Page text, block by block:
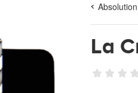
Absolution
La